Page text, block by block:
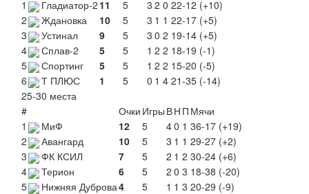
1
Гладиатор-2 11 5 3 2 0 22-12 (+10)
2
Ждановка 10 5 3 1 1 22-17 (+5)
3
Устинал 9 5 3 0 2 19-14 (+5)
4
Сплав-2 5 5 1 2 2 18-19 (-1)
5
Спортинг 5 5 1 2 2 15-20 (-5)
6
Т ПЛЮС 1 5 0 1 4 21-35 (-14)
25-30 места
#
Очки Игры ВН П Мячи
1
МиФ 12 5 40 1 36-17 (+19)
2
Авангард 10 5 3 1 1 29-27 (+2)
3
ФК КСИЛ 7 5 2 1 2 30-24 (+6)
4
Терион 6 5 2 0 3 18-38 (-20)
5
Нижняя Дуброва4 5 1 1 3 20-29 (-9)